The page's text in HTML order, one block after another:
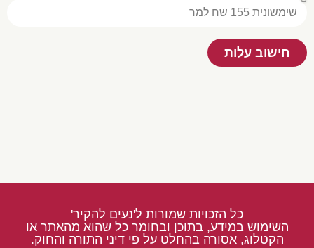
חישוב עלות
כל הזכויות שמורות ל'נעים להקיר'
השימוש במידע, בתוכן ובחומר כל שהוא מהאתר או
הקטלוג, אסורה בהחלט על פי דיני התורה והחוק.